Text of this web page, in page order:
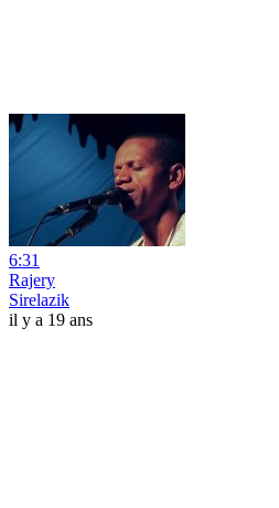
6:31
Rajery
Sirelazik
il y a 19 ans